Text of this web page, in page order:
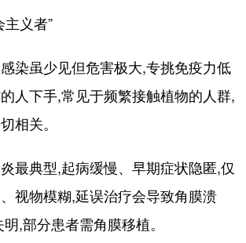
义者”
虽少见但危害极大,专挑免疫力低
人下手,常见于频繁接触植物的人群,
相关。
典型,起病缓慢、早期症状隐匿,仅
视物模糊,延误治疗会导致角膜溃
,部分患者需角膜移植。